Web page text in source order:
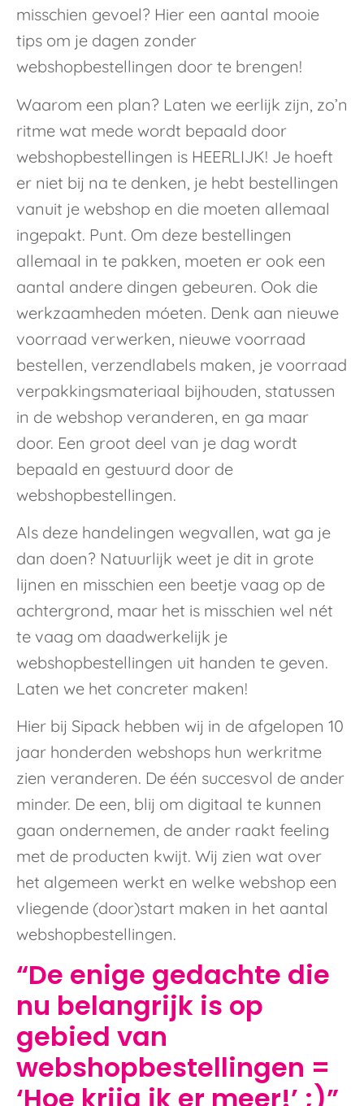
misschien gevoel? Hier een aantal mooie
tips om je dagen zonder
webshopbestellingen door te brengen!
Waarom een plan? Laten we eerlijk zijn, zo’n
ritme wat mede wordt bepaald door
webshopbestellingen is HEERLIJK! Je hoeft
er niet bij na te denken, je hebt bestellingen
vanuit je webshop en die moeten allemaal
ingepakt. Punt. Om deze bestellingen
allemaal in te pakken, moeten er ook een
aantal andere dingen gebeuren. Ook die
werkzaamheden móeten. Denk aan nieuwe
voorraad verwerken, nieuwe voorraad
bestellen, verzendlabels maken, je voorraad
verpakkingsmateriaal bijhouden, statussen
in de webshop veranderen, en ga maar
door. Een groot deel van je dag wordt
bepaald en gestuurd door de
webshopbestellingen.
Als deze handelingen wegvallen, wat ga je
dan doen? Natuurlijk weet je dit in grote
lijnen en misschien een beetje vaag op de
achtergrond, maar het is misschien wel nét
te vaag om daadwerkelijk je
webshopbestellingen uit handen te geven.
Laten we het concreter maken!
Hier bij Sipack hebben wij in de afgelopen 10
jaar honderden webshops hun werkritme
zien veranderen. De één succesvol de ander
minder. De een, blij om digitaal te kunnen
gaan ondernemen, de ander raakt feeling
met de producten kwijt. Wij zien wat over
het algemeen werkt en welke webshop een
vliegende (door)start maken in het aantal
webshopbestellingen.
“De enige gedachte die
nu belangrijk is op
gebied van
webshopbestellingen =
‘Hoe krijg ik er meer!’ ;)”